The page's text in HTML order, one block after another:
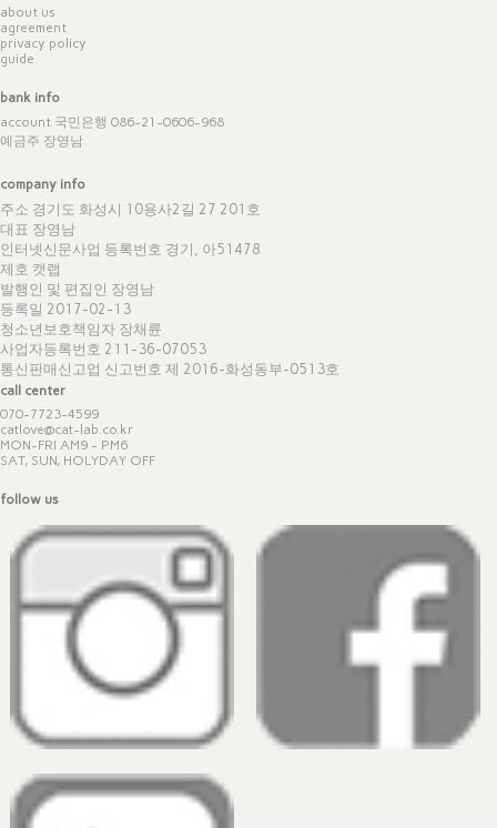
about us
agreement
privacy policy
guide
bank info
account 국민은행 086-21-0606-968
예금주 장영남
company info
주소 경기도 화성시 10용사2길 27 201호
대표 장영남
인터넷신문사업 등록번호 경기, 아51478
제호 캣랩
발행인 및 편집인 장영남
등록일 2017-02-13
청소년보호책임자 장채륜
사업자등록번호 211-36-07053
통신판매신고업 신고번호 제 2016-화성동부-0513호
call center
070-7723-4599
catlove@cat-lab.co.kr
MON-FRI AM9 - PM6
SAT, SUN, HOLYDAY OFF
follow us